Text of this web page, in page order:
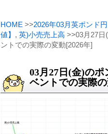
HOME >>2026年03月英ポンド円
値】 , 英)小売売上高 >>03月27
ントでの実際の変動[2026年]
03月27日(金)の
ベントでの実際